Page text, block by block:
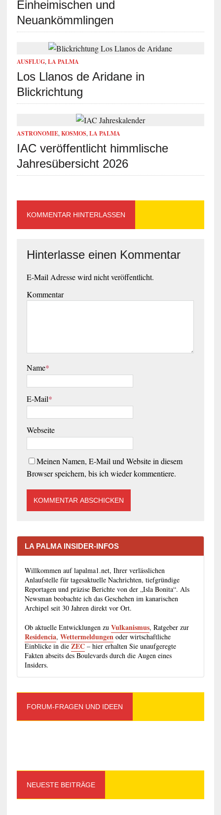
Einheimischen und
Neuankömmlingen
AUSFLUG, LA PALMA
Los Llanos de Aridane in
Blickrichtung
ASTRONOMIE, KOSMOS, LA PALMA
IAC veröffentlicht himmlische
Jahresübersicht 2026
KOMMENTAR HINTERLASSEN
Hinterlasse einen Kommentar
E-Mail Adresse wird nicht veröffentlicht.
Kommentar
Name*
E-Mail*
Webseite
Meinen Namen, E-Mail und Website in diesem
Browser speichern, bis ich wieder kommentiere.
LA PALMA INSIDER-INFOS
Willkommen auf lapalma1.net, Ihrer verlässlichen
Anlaufstelle für tagesaktuelle Nachrichten, tiefgründige
Reportagen und präzise Berichte von der „Isla Bonita“. Als
Newsman beobachte ich das Geschehen im kanarischen
Archipel seit 30 Jahren direkt vor Ort.
Ob aktuelle Entwicklungen zu Vulkanismus, Ratgeber zur
Residencia, Wettermeldungen oder wirtschaftliche
Einblicke in dieZEC– hier erhalten Sie unaufgeregte
Fakten abseits des Boulevards durch die Augen eines
Insiders.
FORUM-FRAGEN UND IDEEN
NEUESTE BEITRÄGE